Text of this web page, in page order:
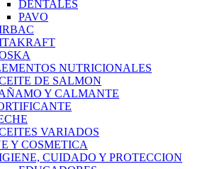
DENTALES
PAVO
NUTRICIONALES
DE SALMON
Y CALMANTE
VARIADOS
Y COSMETICA
CUIDADO Y PROTECCION